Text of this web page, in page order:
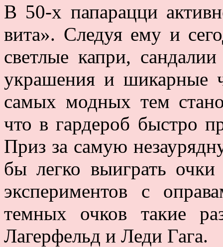
В 50-х папарацци
вита». Следуя ему и
светлые капри,
украшения и шикарные
самых модных тем
что в гардероб быстро
Приз за самую
бы легко выиграть
экспериментов с
темных очков такие
Лагерфельд и Леди Гага.